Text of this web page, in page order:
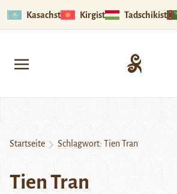
Kasachstan Kirgistan Tadschikistan
Startseite Schlagwort: Tien Tran
Tien Tran